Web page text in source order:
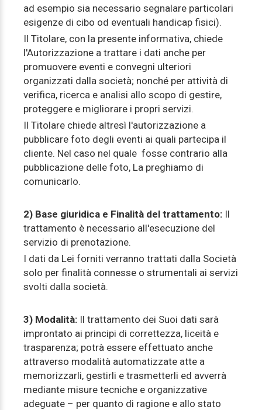
ad esempio sia necessario segnalare particolari
esigenze di cibo od eventuali handicap fisici).
Il Titolare, con la presente informativa, chiede
l'Autorizzazione a trattare i dati anche per
promuovere eventi e convegni ulteriori
organizzati dalla società; nonché per attività di
verifica, ricerca e analisi allo scopo di gestire,
proteggere e migliorare i propri servizi.
Il Titolare chiede altresì l'autorizzazione a
pubblicare foto degli eventi ai quali partecipa il
cliente. Nel caso nel quale fosse contrario alla
pubblicazione delle foto, La preghiamo di
comunicarlo.
2) Base giuridica e Finalità del trattamento: Il
trattamento è necessario all'esecuzione del
servizio di prenotazione.
I dati da Lei forniti verranno trattati dalla Società
solo per finalità connesse o strumentali ai servizi
svolti dalla società.
3) Modalità: Il trattamento dei Suoi dati sarà
improntato ai principi di correttezza, liceità e
trasparenza; potrà essere effettuato anche
attraverso modalità automatizzate atte a
memorizzarli, gestirli e trasmetterli ed avverrà
mediante misure tecniche e organizzative
adeguate – per quanto di ragione e allo stato